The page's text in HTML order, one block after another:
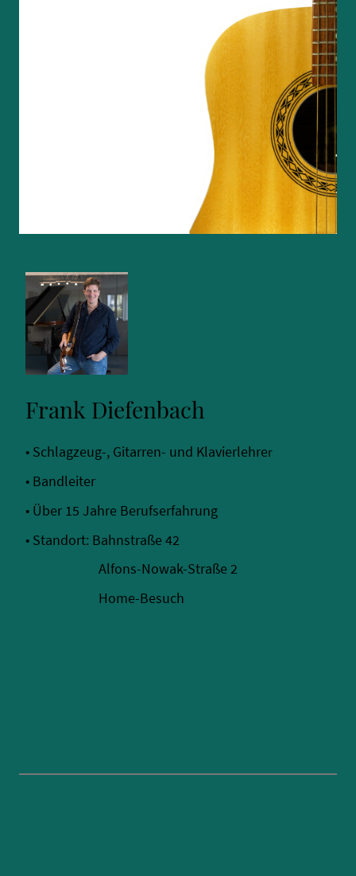
Frank Diefenbach
• Schlagzeug-, Gitarren- und Klavierlehrer
• Bandleiter
• Über 15 Jahre Berufserfahrung
• Standort: Bahnstraße 42
Alfons-Nowak-Straße 2
Home-Besuch